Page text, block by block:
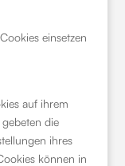
einsetzen
auf ihrem
die
ihres
können in